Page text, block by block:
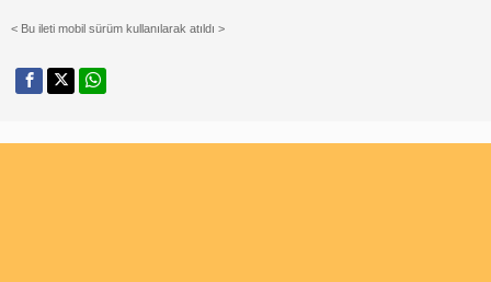
< Bu ileti mobil sürüm kullanılarak atıldı >